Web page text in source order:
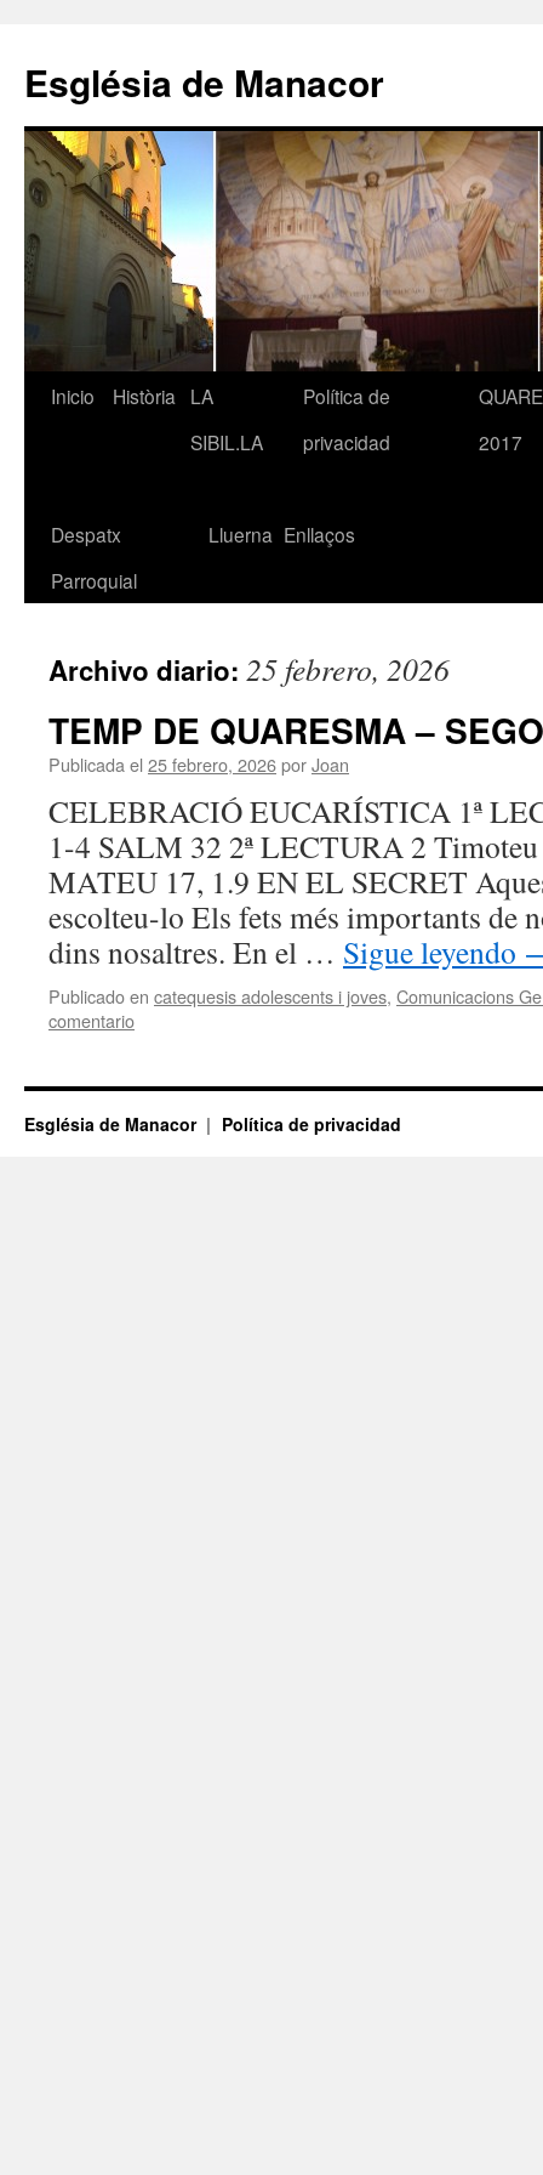
contenido
Església de Manacor
Inicio Història
LA
SIBIL.LA
Política de
privacidad
2017
Despatx
Parroquial
Lluerna Enllaços
Archivo diario: 25 febrero, 2026
TEMP DE QUARESMA –
Publicada el 25 febrero, 2026porJoan
CELEBRACIÓ EUCARÍSTICA 1ª
1-4 SALM 32 2ª LECTURA 2
MATEU 17, 1.9 EN EL SECRET
escolteu-lo Els fets més importants de
dins nosaltres. En el … Sigue leyendo
Publicado en catequesis adolescents i joves, Comunicacions
comentario
Església de Manacor Política de privacidad